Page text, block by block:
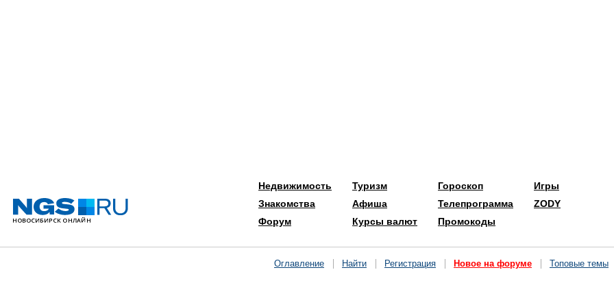
Недвижимость
Знакомства
Форум
Туризм
Афиша
Курсы валют
Гороскоп
Телепрограмма
Промокоды
Игры
ZODY
Оглавление Найти Регистрация Новое на форуме Топовые темы